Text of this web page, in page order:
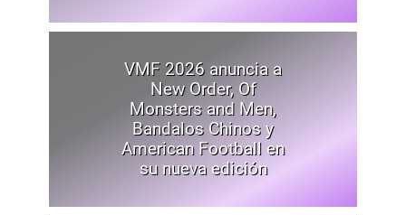
VMF 2026 anuncia a
New Order, Of
Monsters and Men,
Bandalos Chinos y
American Football en
su nueva edición